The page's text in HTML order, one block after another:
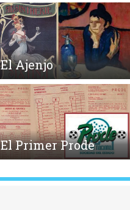
El Ajenjo
El Primer Prode